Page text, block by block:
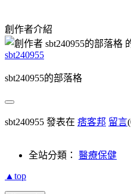
創作者介紹
sbt240955
sbt240955的部落格
sbt240955 發表在 痞客邦 留言
全站分類： 醫療保健
▲top